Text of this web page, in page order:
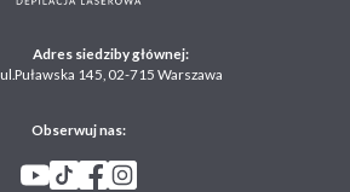
Adres siedziby głównej:
ul.Puławska 145, 02-715 Warszawa
Obserwuj nas: